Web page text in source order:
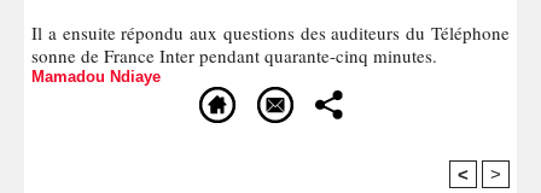
Il a ensuite répondu aux questions des auditeurs du Téléphone
sonne de France Inter pendant quarante-cinq minutes.
Mamadou Ndiaye
< >